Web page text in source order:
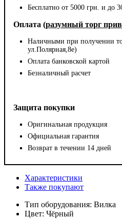
Бесплатно от 5000 грн. и до
Оплата (разумный торг
Наличными при получении
ул.Полярная,8е)
Оплата банковской картой
Безналичный расчет
Защита покупки
Оригинальная продукция
Официальная гарантия
Возврат в течении 14 дней
Характеристики
Также покупают
Тип оборудования: Вилка
Цвет: Чёрный